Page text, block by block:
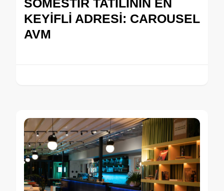
SÖMESTİR TATİLİNİN EN
KEYİFLİ ADRESİ: CAROUSEL
AVM